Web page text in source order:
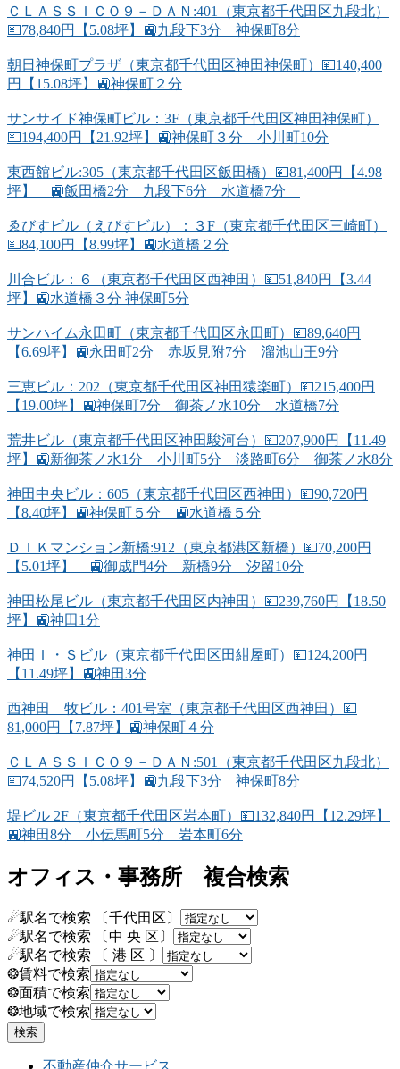
ＣＬＡＳＳＩＣＯ９－ＤＡＮ:401（東京都千代田区九段北）
💴78,840円【5.08坪】🚉九段下3分 神保町8分
朝日神保町プラザ（東京都千代田区神田神保町）💴140,400
円【15.08坪】🚉神保町２分
サンサイド神保町ビル：3F（東京都千代田区神田神保町）
💴194,400円【21.92坪】🚉神保町３分 小川町10分
東西館ビル:305（東京都千代田区飯田橋）💴81,400円【4.98
坪】 🚉飯田橋2分 九段下6分 水道橋7分
ゑびすビル（えびすビル）：３F（東京都千代田区三崎町）
💴84,100円【8.99坪】🚉水道橋２分
川合ビル：６（東京都千代田区西神田）💴51,840円【3.44
坪】🚉水道橋３分 神保町5分
サンハイム永田町（東京都千代田区永田町）💴89,640円
【6.69坪】🚉永田町2分 赤坂見附7分 溜池山王9分
三恵ビル：202（東京都千代田区神田猿楽町）💴215,400円
【19.00坪】🚉神保町7分 御茶ノ水10分 水道橋7分
荒井ビル（東京都千代田区神田駿河台）💴207,900円【11.49
坪】🚉新御茶ノ水1分 小川町5分 淡路町6分 御茶ノ水8分
神田中央ビル：605（東京都千代田区西神田）💴90,720円
【8.40坪】🚉神保町５分 🚉水道橋５分
ＤＩＫマンション新橋:912（東京都港区新橋）💴70,200円
【5.01坪】 🚉御成門4分 新橋9分 汐留10分
神田松尾ビル（東京都千代田区内神田）💴239,760円【18.50
坪】🚉神田1分
神田Ｉ・Ｓビル（東京都千代田区田紺屋町）💴124,200円
【11.49坪】🚉神田3分
西神田 牧ビル：401号室（東京都千代田区西神田）💴
81,000円【7.87坪】🚉神保町４分
ＣＬＡＳＳＩＣＯ９－ＤＡＮ:501（東京都千代田区九段北）
💴74,520円【5.08坪】🚉九段下3分 神保町8分
堤ビル 2F（東京都千代田区岩本町）💴132,840円【12.29坪】
🚉神田8分 小伝馬町5分 岩本町6分
オフィス・事務所 複合検索
☄駅名で検索 〔千代田区〕
☄駅名で検索 〔中 央 区〕
☄駅名で検索 〔 港 区 〕
❂賃料で検索
❂面積で検索
❂地域で検索
不動産仲介サービス